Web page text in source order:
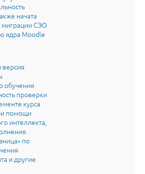
начата
миграции СЭО
ядра Moodle
обучения
проверки
курса
помощи
интеллекта,
по
и другие